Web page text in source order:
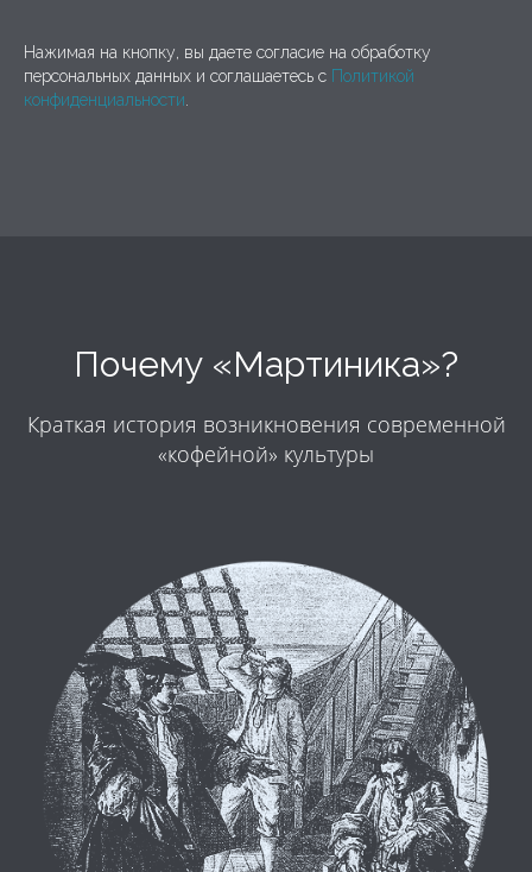
Нажимая на кнопку, вы даете согласие на обработку
персональных данных и соглашаетесь c Политикой
конфиденциальности
Почему «Мартиника»?
Краткая история возникновения современной
«кофейной» культуры